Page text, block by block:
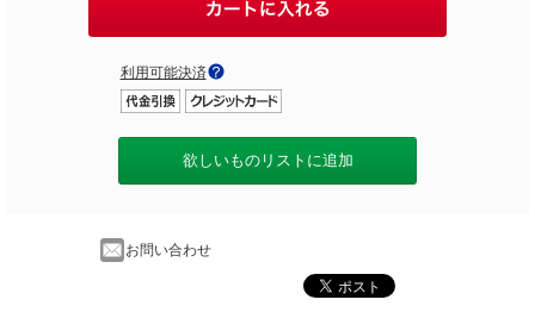
利用可能決済
欲しいものリストに追加
お問い合わせ